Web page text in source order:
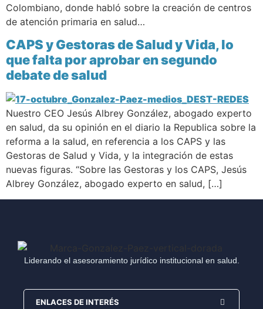
Colombiano, donde habló sobre la creación de centros
de atención primaria en salud…
CAPS y Gestoras de Salud y Vida, lo
que falta por aprobar en segundo
debate de salud
Nuestro CEO Jesús Albrey González, abogado experto
en salud, da su opinión en el diario la Republica sobre la
reforma a la salud, en referencia a los CAPS y las
Gestoras de Salud y Vida, y la integración de estas
nuevas figuras. “Sobre las Gestoras y los CAPS, Jesús
Albrey González, abogado experto en salud, […]
Liderando el asesoramiento jurídico institucional en salud.
ENLACES DE INTERÉS